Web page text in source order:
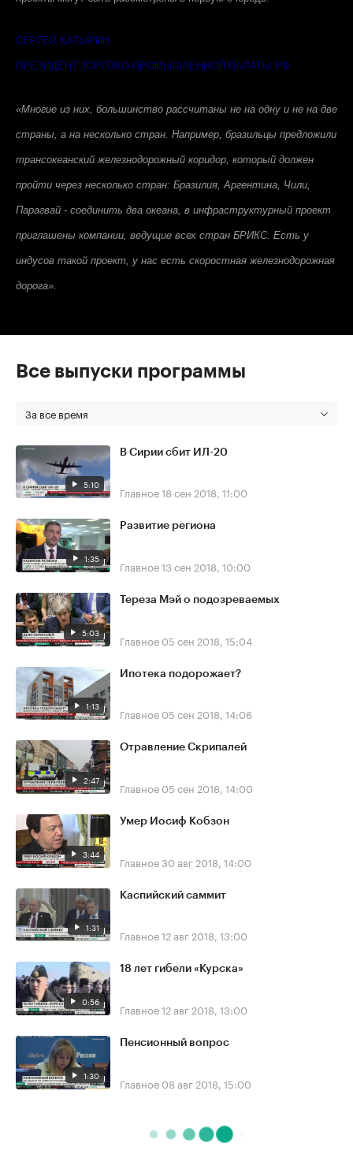
СЕРГЕЙ КАТЫРИН
ПРЕЗИДЕНТ ТОРГОВО-ПРОМЫШЛЕННОЙ ПАЛАТЫ РФ
«Многие из них, большинство рассчитаны не на одну и не на две
страны, а на несколько стран. Например, бразильцы предложили
трансокеанский железнодорожный коридор, который должен
пройти через несколько стран: Бразилия, Аргентина, Чили,
Парагвай - соединить два океана, в инфраструктурный проект
приглашены компании, ведущие всех стран БРИКС. Есть у
индусов такой проект, у нас есть скоростная железнодорожная
дорога».
Все выпуски программы
За все время
5:10
В Сирии сбит ИЛ-20
Главное18 сен 2018, 11:00
1:35
Развитие региона
Главное13 сен 2018, 10:00
5:03
Тереза Мэй о подозреваемых
Главное 05 сен 2018, 15:04
1:13
Ипотека подорожает?
Главное 05 сен 2018, 14:06
2:47
Отравление Скрипалей
Главное 05 сен 2018, 14:00
3:44
Умер Иосиф Кобзон
Главное30 авг 2018, 14:00
1:31
Каспийский саммит
Главное12 авг 2018, 13:00
0:56
18 лет гибели «Курска»
Главное12 авг 2018, 13:00
1:30
Пенсионный вопрос
Главное 08 авг 2018, 15:00